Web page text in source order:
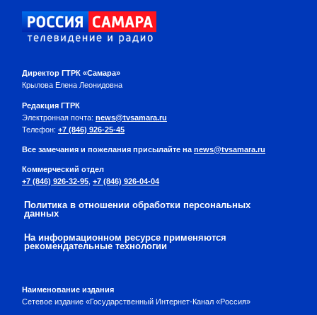
Директор ГТРК «Самара»
Крылова Елена Леонидовна
Редакция ГТРК
Электронная почта: news@tvsamara.ru
Телефон: +7 (846) 926-25-45
Все замечания и пожелания присылайте на news@tvsamara.ru
Коммерческий отдел
+7 (846) 926-32-95 +7 (846) 926-04-04
Политика в отношении обработки персональных
данных
На информационном ресурсе применяются
рекомендательные технологии
Наименование издания
Сетевое издание «Государственный Интернет-Канал «Россия»